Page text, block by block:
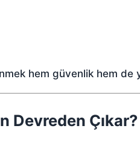
hem güvenlik hem de
Devreden Çıkar?